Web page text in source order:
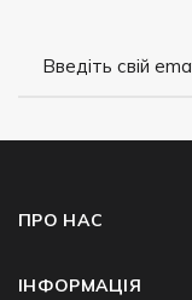
ПРО НАС
ІНФОРМАЦІЯ